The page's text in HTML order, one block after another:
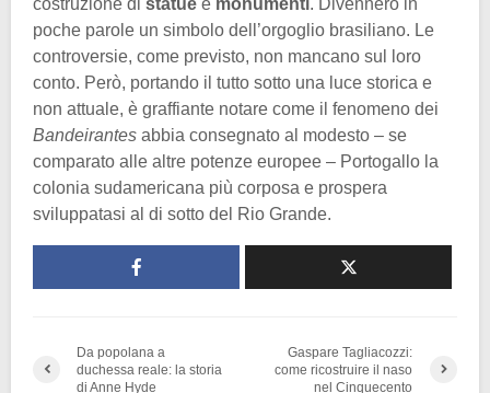
poche parole un simbolo dell’orgoglio brasiliano. Le
controversie, come previsto, non mancano sul loro
conto. Però, portando il tutto sotto una luce storica e
non attuale, è graffiante notare come il fenomeno dei
Bandeirantes abbia consegnato al modesto – se
comparato alle altre potenze europee – Portogallo la
colonia sudamericana più corposa e prospera
sviluppatasi al di sotto del Rio Grande.
Da popolana a
duchessa reale: la storia
di Anne Hyde
Gaspare Tagliacozzi:
come ricostruire il naso
nel Cinquecento